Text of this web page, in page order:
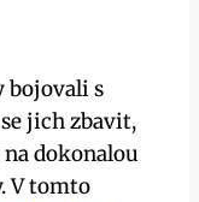
bojovali s
jich zbavit,
dokonalou
V tomto